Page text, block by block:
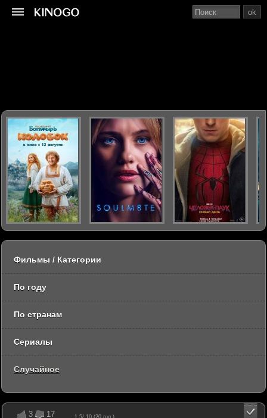
3 17 1.5/ 10 (20 гол.)
ok
Фильмы / Категории
По году
По странам
Сериалы
Случайное